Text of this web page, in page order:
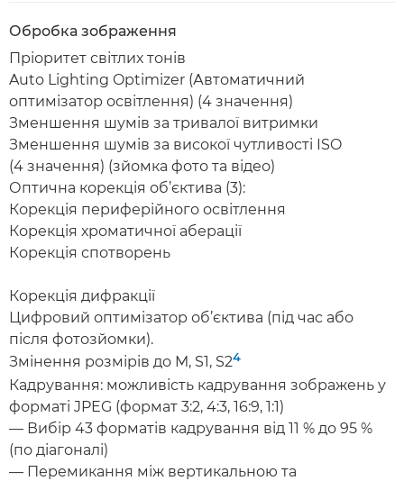
Обробка зображення
Пріоритет світлих тонів
Auto Lighting Optimizer (Автоматичний
оптимізатор освітлення) (4 значення)
Зменшення шумів за тривалої витримки
Зменшення шумів за високої чутливості ISO
(4 значення) (зйомка фото та відео)
Оптична корекція об’єктива (3):
Корекція периферійного освітлення
Корекція хроматичної аберації
Корекція спотворень
Корекція дифракції
Цифровий оптимізатор об’єктива (під час або
після фотозйомки).
Змінення розмірів до M, S1, S24
Кадрування: можливість кадрування зображень у
форматі JPEG (формат 3:2, 4:3, 16:9, 1:1)
— Вибір 43 форматів кадрування від 11 % до 95 %
(по діагоналі)
— Перемикання між вертикальною та